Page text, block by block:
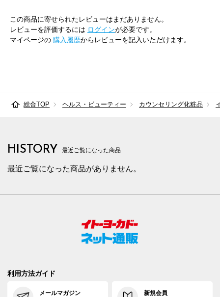
この商品に寄せられたレビューはまだありません。
レビューを評価するには ログインが必要です。
マイページの 購入履歴からレビューを記入いただけます。
総合TOP ヘルス・ビューティー カウンセリング化粧品
HISTORY 最近ご覧になった商品
最近ご覧になった商品がありません。
利用方法ガイド
メールマガジン
新規会員